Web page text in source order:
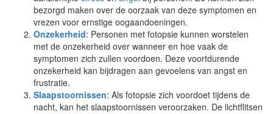
bezorgd maken over de oorzaak van deze symptomen en
vrezen voor ernstige oogaandoeningen.
Onzekerheid: Personen met fotopsie kunnen worstelen
met de onzekerheid over wanneer en hoe vaak de
symptomen zich zullen voordoen. Deze voortdurende
onzekerheid kan bijdragen aan gevoelens van angst en
frustratie.
Slaapstoornissen: Als fotopsie zich voordoet tijdens de
nacht, kan het slaapstoornissen veroorzaken. De lichtflitsen